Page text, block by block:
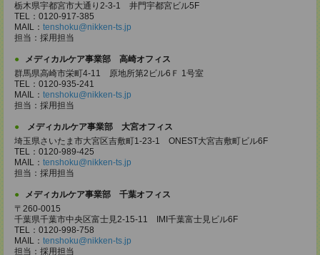
栃木県宇都宮市大通り2-3-1 井門宇都宮ビル5F
TEL：0120-917-385
MAIL： tenshoku@nikken-ts.jp
担当：採用担当
メディカルケア事業部 高崎オフィス
群馬県高崎市栄町4-11 原地所第2ビル6Ｆ 1号室
TEL：0120-935-241
MAIL： tenshoku@nikken-ts.jp
担当：採用担当
メディカルケア事業部 大宮オフィス
埼玉県さいたま市大宮区吉敷町1-23-1 ONEST大宮吉敷町ビル6F
TEL：0120-989-425
MAIL： tenshoku@nikken-ts.jp
担当：採用担当
メディカルケア事業部 千葉オフィス
〒260-0015
千葉県千葉市中央区富士見2-15-11 IMI千葉富士見ビル6F
TEL：0120-998-758
MAIL： tenshoku@nikken-ts.jp
担当：採用担当